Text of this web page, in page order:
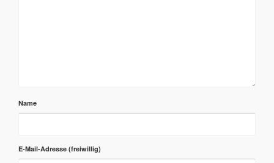
Name
E-Mail-Adresse